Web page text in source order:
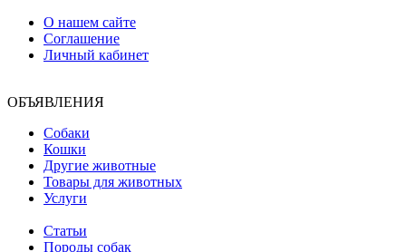
О нашем сайте
Соглашение
Личный кабинет
ОБЪЯВЛЕНИЯ
Собаки
Кошки
Другие животные
Товары для животных
Услуги
Статьи
Породы собак